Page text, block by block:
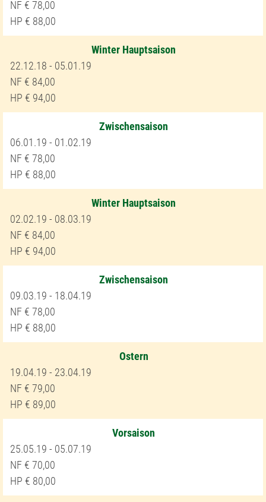
78,00
88,00
Winter Hauptsaison
22.12.18 - 05.01.19
84,00
94,00
Zwischensaison
06.01.19 - 01.02.19
78,00
88,00
Winter Hauptsaison
02.02.19 - 08.03.19
84,00
94,00
Zwischensaison
09.03.19 - 18.04.19
78,00
88,00
Ostern
19.04.19 - 23.04.19
79,00
89,00
Vorsaison
25.05.19 - 05.07.19
70,00
80,00